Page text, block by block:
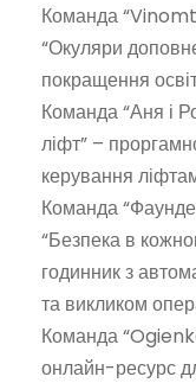
Команда
“Окуляри
покращення
Команда “Аня і
ліфт” –
керування
Команда
“Безпека в
годинник з
та викликом
Команда
онлайн-ресурс